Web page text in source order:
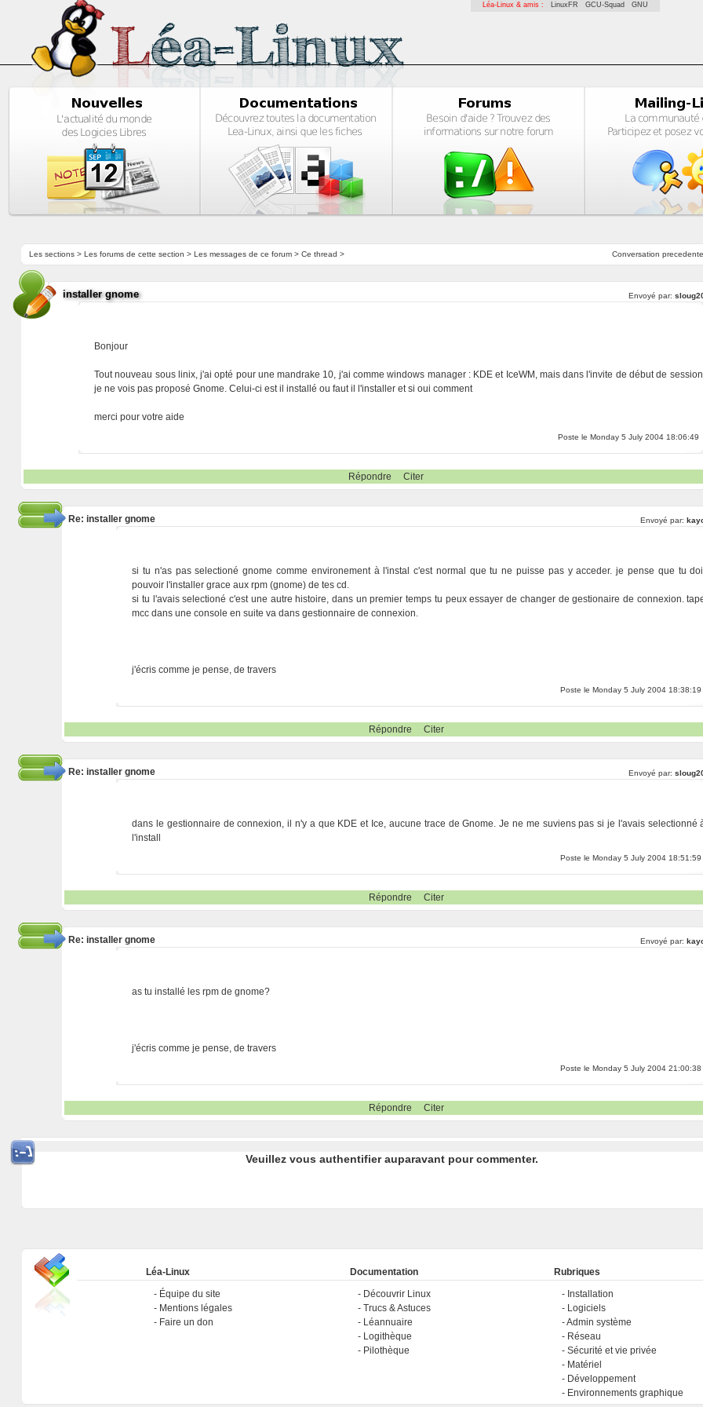
Léa-Linux & amis : LinuxFR GCU-Squad GNU
Conversation precedente
Les sections> Les forums de cette section > Les messages de ce forum> Ce thread >
installer gnome Envoyé par:
Bonjour
Tout nouveau sous linix, j'ai opté pour une mandrake 10, j'ai comme windows manager : KDE et IceWM, mais dans l'invite de début de session
je ne vois pas proposé Gnome. Celui-ci est il installé ou faut il l'installer et si oui comment
merci pour votre aide
Poste le Monday 5 July 2004 18:06:49
Répondre Citer
Re: installer gnome Envoyé par:
si tu n'as pas selectioné gnome comme environement à l'instal c'est normal que tu ne puisse pas y acceder. je pense que tu
pouvoir l'installer grace aux rpm (gnome) de tes cd.
si tu l'avais selectioné c'est une autre histoire, dans un premier temps tu peux essayer de changer de gestionaire de connexion.
mcc dans une console en suite va dans gestionnaire de connexion.
j'écris comme je pense, de travers
Poste le Monday 5 July 2004 18:38:19
Répondre Citer
Re: installer gnome Envoyé par:
dans le gestionnaire de connexion, il n'y a que KDE et Ice, aucune trace de Gnome. Je ne me suviens pas si je l'avais selectionné
l'install
Poste le Monday 5 July 2004 18:51:59
Répondre Citer
Re: installer gnome Envoyé par:
as tu installé les rpm de gnome?
j'écris comme je pense, de travers
Poste le Monday 5 July 2004 21:00:38
Répondre Citer
Veuillez vous authentifier auparavant pour commenter.
Léa-Linux
Équipe du site
Mentions légales
Faire un don
Documentation
Découvrir Linux
Trucs & Astuces
Léannuaire
Logithèque
Pilothèque
Rubriques
Installation
Logiciels
Admin système
Réseau
Sécurité et vie privée
Matériel
Développement
Environnements graphique